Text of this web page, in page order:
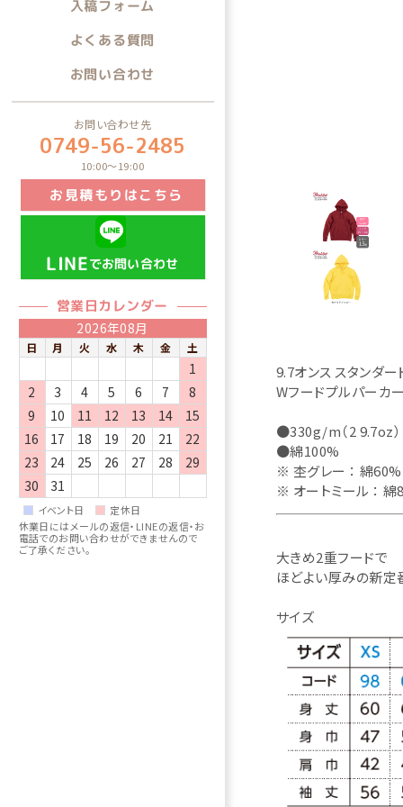
入稿フォーム
よくある質問
お問い合わせ
お問い合わせ先
0749-56-2485
10:00～19:00
お見積もりはこちら
LINEでお問い合わせ
営業日カレンダー
2026年08月
日 月 火 水 木 金 土
1
2
3 4 5 6 7
8
9
10 11 12 13 14
15
16
17 18 19 20 21
22
23
24 25 26 27 28
29
30
31
イベント日
定休日
休業日にはメールの返信・LINEの返信・お
電話でのお問い合わせができませんので
ご了承ください。
9.7オンス スタンダー
Wフードプルパーカ
●330g/m（2 9.7oz
●綿100%
※ 杢グレー ： 綿
※ オートミール ：
大きめ2重フードで
ほどよい厚みの新定
サイズ